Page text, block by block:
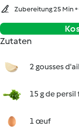
Zubereitung 25 Min
Zutaten
2 gousses d'ail
15 g de
1 œuf